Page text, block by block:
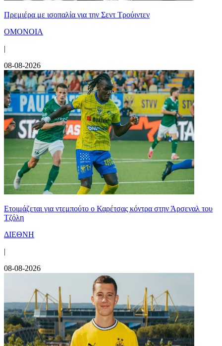
Πρεμιέρα με ισοπαλία για την Σεντ Τρούιντεν
ΟΜΟΝΟΙΑ
|
08-08-2026
Ετοιμάζεται για ντεμπούτο ο Καρέτσας κόντρα στην Άρσεναλ του
Τζόλη
ΔΙΕΘΝΗ
|
08-08-2026